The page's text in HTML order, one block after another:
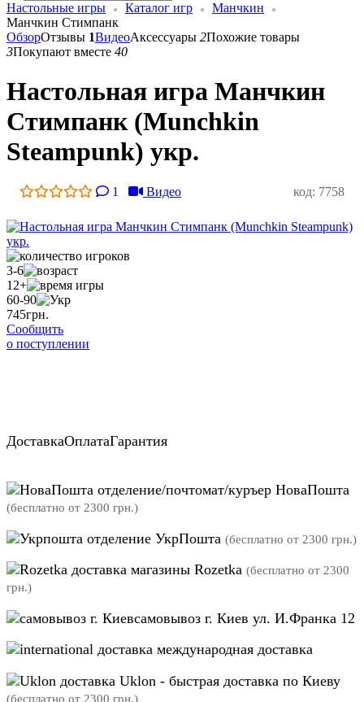
Настольные игры Каталог игр
Манчкин
Манчкин Стимпанк
ОбзорОтзывы 1ВидеоАксессуары 2Похожие товары
3Покупают вместе 40
Настольная игра Манчкин
Стимпанк (Munchkin
Steampunk) укр.
1 Видео код: 7758
3-6
12+
60-90
745грн.
Сообщить
о поступлении
ДоставкаОплатаГарантия
отделение/почтомат/куръер НоваПошта
(бесплатно от 2300 грн.)
отделение УкрПошта (бесплатно от 2300 грн.)
магазины Rozetka (бесплатно от 2300
грн.)
самовывоз г. Киев ул. И.Франка 12
международная доставка
Uklon - быстрая доставка по Киеву
(бесплатно от 2300 грн.)